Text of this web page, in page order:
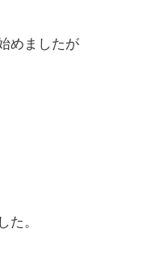
めましたが
た。